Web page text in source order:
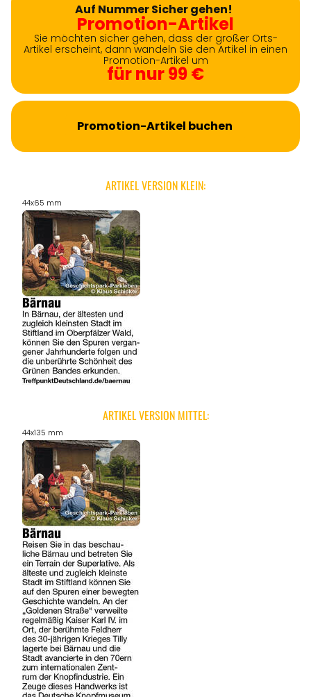
Auf Nummer Sicher gehen!
Promotion-Artikel
Sie möchten sicher gehen, dass der großer Orts-
Artikel erscheint, dann wandeln Sie den Artikel in einen
Promotion-Artikel um
für nur 99 €
Promotion-Artikel buchen
ARTIKEL VERSION KLEIN:
44x65 mm
ARTIKEL VERSION MITTEL:
44x135 mm